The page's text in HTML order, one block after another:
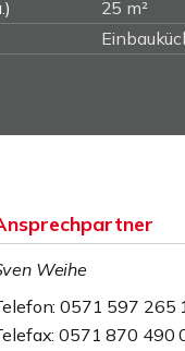
25 m²
Weihe
0571 597 265
0571 870 490